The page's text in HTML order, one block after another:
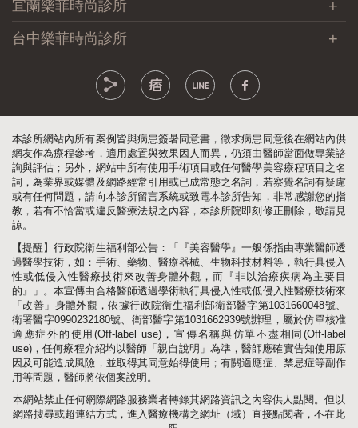
宜蘭樂菲時尚診所
台中樂菲時尚診所
本診所網站內所有案例皆與病患簽暑同意書，徵求病患同意後在網站內供
網友作為療程參考，適用處置與效果因人而異，仍須由醫師當面做專業諮
詢與評估；另外，網站中所有使用手術項目或任何醫學美容療程項目之名
詞，為業界或媒體及網路經常引用或已成常態之名詞，若察覺名詞有疑慮
或有任何問題，請向本診所留言系統或致電本診所告知，非常感謝您的指
教，若有不恰當或違反醫療法規之內容，本診所院即刻修正刪除，敬請見
諒。
【提醒】行政院衛生福利部公告：「『美容醫學』一般係指由專業醫師透
過醫學技術，如：手術、藥物、醫療器械、生物科技材料等，執行具侵入
性或低侵入性醫療技術來改善身體外觀，而『非以治療疾病為主要目
的』」。本宣傳由合格醫師透過學術執行具侵入性或低侵入性醫療技術來
「改善」身體外觀，依據行政院衛生福利部衛部醫字第1031660048號、
衛署醫字0990232180號、衛部醫字第1031662939號辦理，屬於仿單核准
適應症外的使用(Off-label use)，宣傳名稱與仿單不盡相同(Off-label
use)，任何療程介紹均以醫師「親自說明」為準，醫師應確實告知使用原
因及可能造成風險，並取得其同意始得使用；有關適應症、禁忌症等副作
用等問題，醫師將依個案說明。
本網站禁止任何網際網路服務業者轉錄其網路資訊之內容供人點閱。但以
網路搜尋或超連結方式，進入醫療機構之網址（域）直接點閱者，不在此